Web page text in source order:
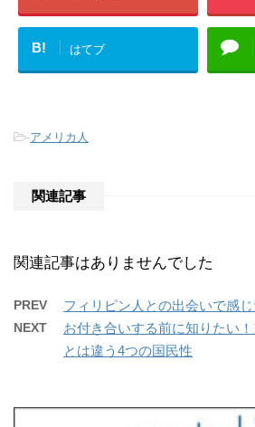
B! はてブ
-アメリカ人
関連記事
関連記事はありませんでした
PREV フィリピン人との出会いで感
NEXT
お付き合いする前に知りたい
とは違う4つの国民性